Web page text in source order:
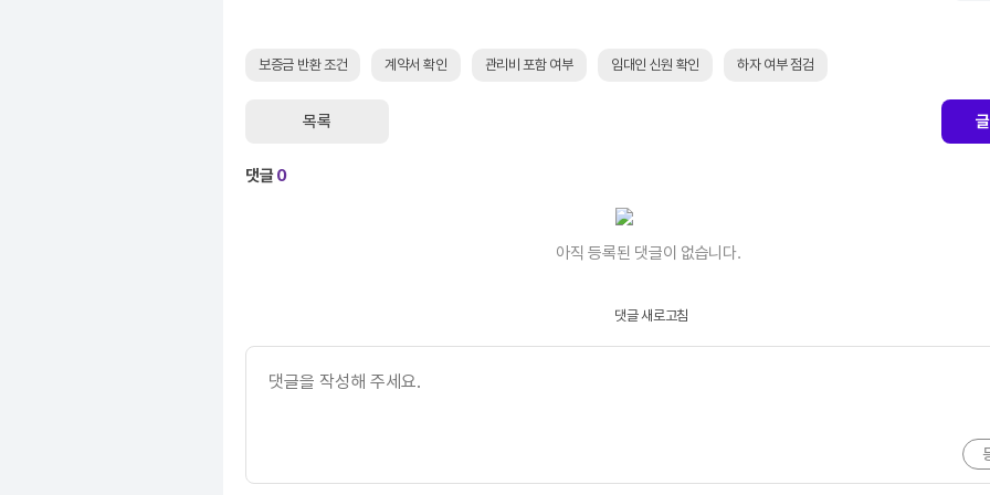
보증금 반환 조건 계약서 확인 관리비 포함 여부 임대인 신원 확인 하자 여부 점검
목록
댓글0
아직 등록된 댓글이 없습니다.
댓글 새로고침